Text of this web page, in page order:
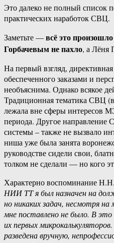
Это далеко не полный список
практических наработок СВЦ.
Заметьте —всё это
Горбачевым не пахло, а Лёня
На первый взгляд,
обеспеченного заказами и
необъяснима. Однако всякое
Традиционная тематика СВЦ
лежала вне сферы интересов
периода. Другое
системы – также не вызвало
ниша уже была занята
руководстве сидели свои,
толком не сделали — но кого
Характерно воспоминание
НИИ ТТ я был назначен на
но никаких задач, несмотря
мне поставлено не было. В
их первых
разведена вручную,